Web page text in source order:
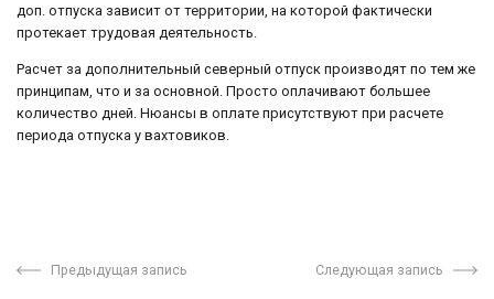
доп. отпуска зависит от территории, на которой фактически
протекает трудовая деятельность.
Расчет за дополнительный северный отпуск производят по тем же
принципам, что и за основной. Просто оплачивают большее
количество дней. Нюансы в оплате присутствуют при расчете
периода отпуска у вахтовиков.
Предыдущая запись Следующая запись